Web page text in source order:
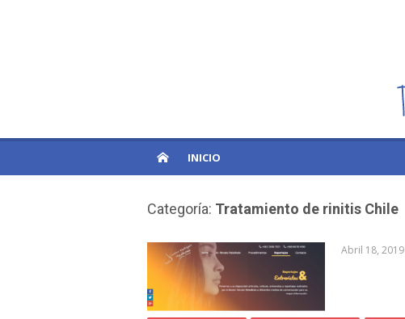
INICIO
Categoría: Tratamiento de rinitis Chile
Abril 18, 2019